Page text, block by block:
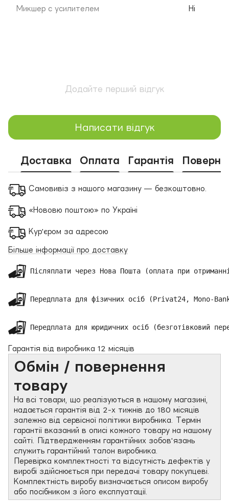
Микшер с усилителем Ні
Додайте перший відгук
Написати відгук
Доставка Оплата Гарантія
Самовивіз з нашого магазину — безкоштовно.
«Нововю поштою» по Україні
Кур'єром за адресою
Більше інформації про доставку
Післяплати через Нова Пошта (оплата при
Передплата для фізичних осіб (Privat24, Mono-
Передплата для юридичних осіб (безготівковий
Гарантія від виробника 12 місяців
Обмін / повернення
товару
На всі товари, що реалізуються в нашому магазині,
надається гарантія від 2-х тижнів до 180 місяців
залежно від сервісної політики виробника. Термін
гарантії вказаний в описі кожного товару на нашому
сайті. Підтвердженням гарантійних зобов'язань
служить гарантійний талон виробника.
Перевірка комплектності та відсутність дефектів у
виробі здійснюється при передачі товару покупцеві.
Комплектність виробу визначається описом виробу
або посібником з його експлуатації.